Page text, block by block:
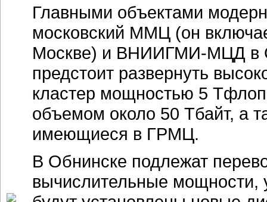
Главными объектами
московский ММЦ (он
Москве) и ВНИИГМИ-МЦД в
предстоит развернуть
кластер мощностью 5
объемом около 50 Тбайт, а
имеющиеся в ГРМЦ.
В Обнинске подлежат
вычислительные